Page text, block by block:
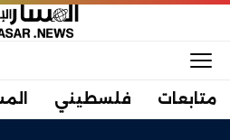
متابعات فلسطيني